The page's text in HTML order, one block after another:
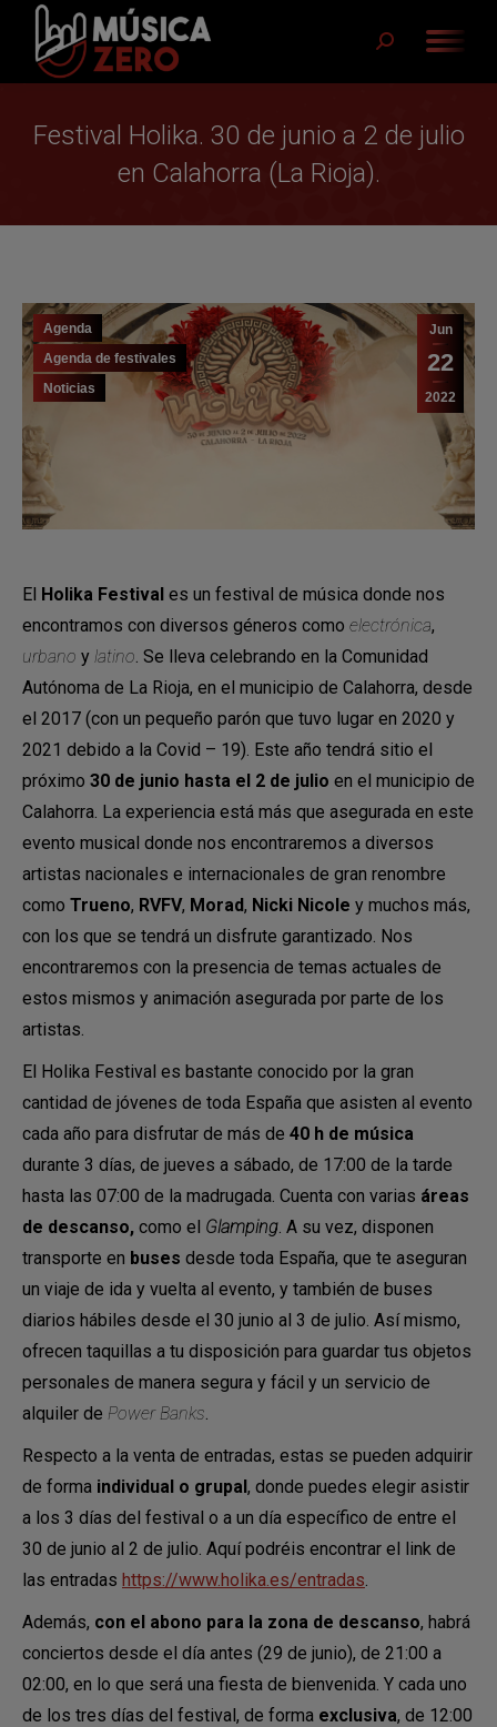
Buscar:
Festival Holika. 30 de junio a 2 de julio
en Calahorra (La Rioja).
Jun
22
2022
Agenda
Agenda de festivales
Noticias
El Holika Festival es un festival de música donde nos
encontramos con diversos géneros como electrónica,
urbano y latino. Se lleva celebrando en la Comunidad
Autónoma de La Rioja, en el municipio de Calahorra, desde
el 2017 (con un pequeño parón que tuvo lugar en 2020 y
2021 debido a la Covid – 19). Este año tendrá sitio el
próximo 30 de junio hasta el 2 de julio en el municipio de
Calahorra. La experiencia está más que asegurada en este
evento musical donde nos encontraremos a diversos
artistas nacionales e internacionales de gran renombre
como Trueno, RVFV, Morad, Nicki Nicole y muchos más,
con los que se tendrá un disfrute garantizado. Nos
encontraremos con la presencia de temas actuales de
estos mismos y animación asegurada por parte de los
artistas.
El Holika Festival es bastante conocido por la gran
cantidad de jóvenes de toda España que asisten al evento
cada año para disfrutar de más de 40 h de música
durante 3 días, de jueves a sábado, de 17:00 de la tarde
hasta las 07:00 de la madrugada. Cuenta con varias áreas
de descanso, como el Glamping. A su vez, disponen
transporte en buses desde toda España, que te aseguran
un viaje de ida y vuelta al evento, y también de buses
diarios hábiles desde el 30 junio al 3 de julio. Así mismo,
ofrecen taquillas a tu disposición para guardar tus objetos
personales de manera segura y fácil y un servicio de
alquiler de Power Banks.
Respecto a la venta de entradas, estas se pueden adquirir
de forma individual o grupal, donde puedes elegir asistir
a los 3 días del festival o a un día específico de entre el
30 de junio al 2 de julio. Aquí podréis encontrar el link de
las entradas https://www.holika.es/entradas.
Además, con el abono para la zona de descanso, habrá
conciertos desde el día antes (29 de junio), de 21:00 a
02:00, en lo que será una fiesta de bienvenida. Y cada uno
de los tres días del festival, de forma exclusiva, de 12:00